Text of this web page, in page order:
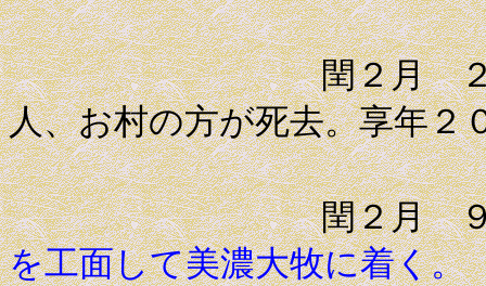
閏２月 ２日 藩
人、お村の方が死去。享年２
閏２月
を工面して美濃大牧に着く。